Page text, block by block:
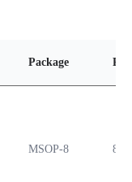
Package
MSOP-8 8